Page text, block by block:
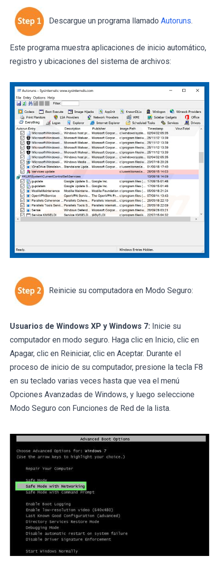
Descargue un programa llamado Autoruns.
Este programa muestra aplicaciones de inicio automático,
registro y ubicaciones del sistema de archivos:
Reinicie su computadora en Modo Seguro:
Usuarios de Windows XP y Windows 7: Inicie su
computador en modo seguro. Haga clic en Inicio, clic en
Apagar, clic en Reiniciar, clic en Aceptar. Durante el
proceso de inicio de su computador, presione la tecla F8
en su teclado varias veces hasta que vea el menú
Opciones Avanzadas de Windows, y luego seleccione
Modo Seguro con Funciones de Red de la lista.